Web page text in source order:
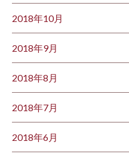
2018年10月
2018年9月
2018年8月
2018年7月
2018年6月